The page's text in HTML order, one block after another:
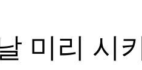
미리 시